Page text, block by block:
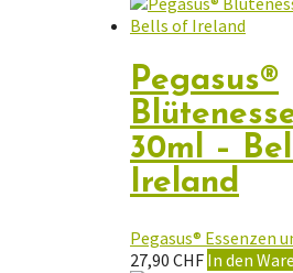
Pegasus®
30ml –
Ireland
Pegasus® Essenzen
27,90 CHF In den